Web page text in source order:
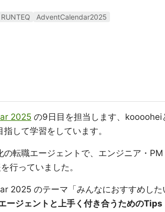
RUNTEQ
AdventCalendar2025
2025 の9日目を担当します、koooohei
して学習をしています。
転職エージェントで、エンジニア・
行っていました。
2025 のテーマ「みんなにおすすめした
エージェントと上手く付き合うためのTips